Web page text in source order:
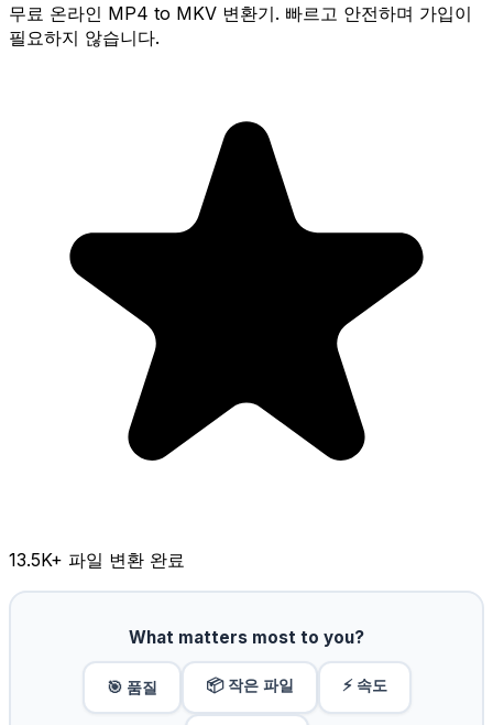
무료 온라인 MP4 to MKV 변환기. 빠르고 안전하며 가입이
필요하지 않습니다.
13.5K+ 파일 변환 완료
What matters most to you?
🎯 품질 📦 작은 파일 ⚡ 속도